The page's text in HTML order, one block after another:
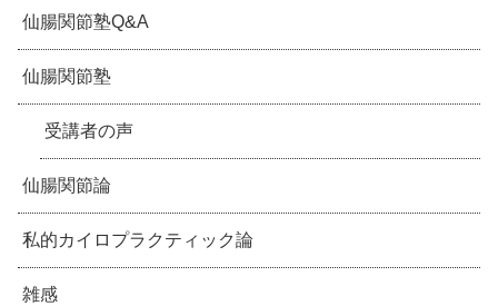
仙腸関節塾Q&A
仙腸関節塾
受講者の声
仙腸関節論
私的カイロプラクティック論
雑感